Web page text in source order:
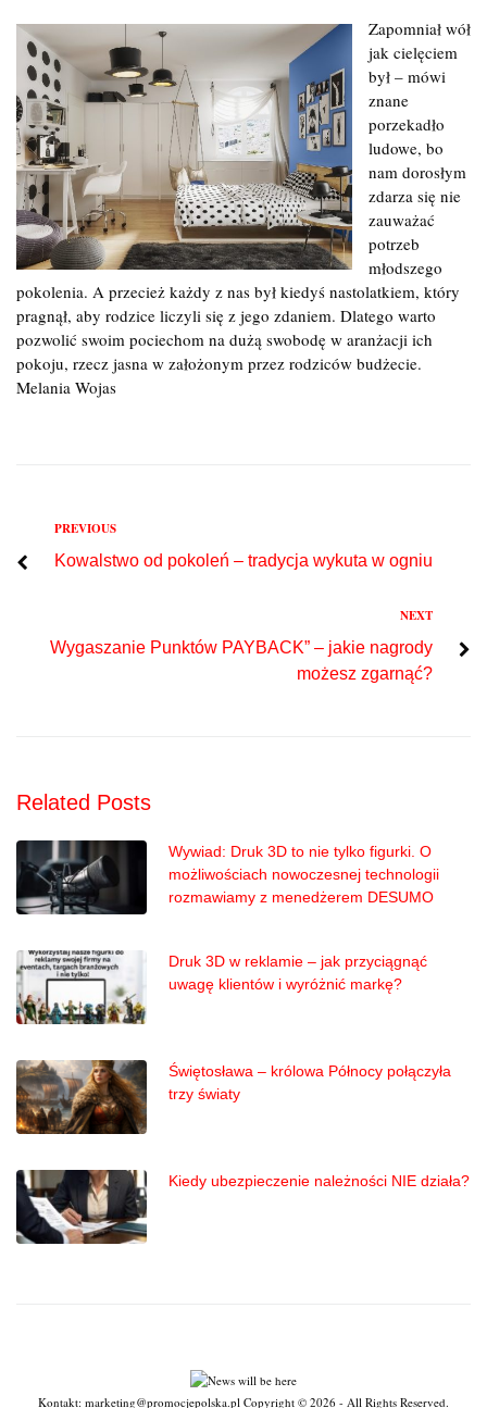
Zapomniał wół
jak cielęciem
był – mówi
znane
porzekadło
ludowe, bo
nam dorosłym
zdarza się nie
zauważać
potrzeb
młodszego
pokolenia. A przecież każdy z nas był kiedyś nastolatkiem, który
pragnął, aby rodzice liczyli się z jego zdaniem. Dlatego warto
pozwolić swoim pociechom na dużą swobodę w aranżacji ich
pokoju, rzecz jasna w założonym przez rodziców budżecie.
Melania Wojas
Nawigacja
wpisu
Previous
PREVIOUS
Kowalstwo od pokoleń – tradycja wykuta w ogniu
NEXT
Wygaszanie Punktów PAYBACK” – jakie nagrody
możesz zgarnąć?
Related Posts
Wywiad: Druk 3D to nie tylko figurki. O
możliwościach nowoczesnej technologii
rozmawiamy z menedżerem DESUMO
Druk 3D w reklamie – jak przyciągnąć
uwagę klientów i wyróżnić markę?
Świętosława – królowa Północy połączyła
trzy światy
Kiedy ubezpieczenie należności NIE działa?
Kontakt: marketing@promocjepolska.pl Copyright © 2026 - All Rights Reserved.